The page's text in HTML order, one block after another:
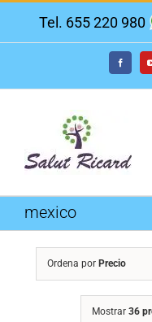
Tel. 655 220 980
Facebook
mexico
Ordena por Precio
Mostrar 36